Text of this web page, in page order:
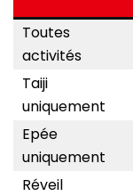
Toutes
activités
Taiji
uniquement
Epée
uniquement
Réveil